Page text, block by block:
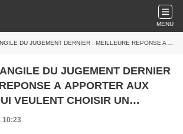
MENU
DERNIER : MEILLEURE REPONSE A APPORTER AUX CHRETIENS QUI VEULENT CHOISIR UN NOUVEAU PRESIDENT
DU JUGEMENT DERNIER
A APPORTER AUX
VEULENT CHOISIR UN
10:23